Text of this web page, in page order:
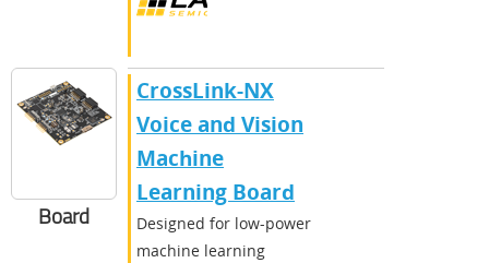
Board
CrossLink-NX
Voice and Vision
Machine
Learning Board
Designed for low-power
machine learning